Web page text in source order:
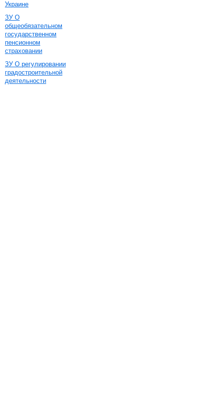
Украине
ЗУ О
общеобязательном
государственном
пенсионном
страховании
ЗУ О регулировании
градостроительной
деятельности